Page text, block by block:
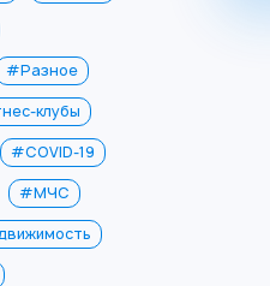
#Разное
клубы
#COVID-19
#МЧС